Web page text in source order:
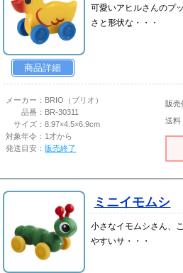
商品詳細
可愛いアヒルさんのプ
さと形状な・・・
メーカー： BRIO（ブリオ）
品番： BR-30311
サイズ：8.97×4.5×6.9cm
対象年令： 1才から
発送目安： 販売終了
販売
送料
ミニイモムシ
小さなイモムシさん、
やすいサ・・・